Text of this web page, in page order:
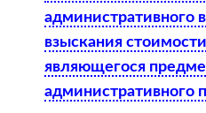
административного
взыскания
являющегося
административного